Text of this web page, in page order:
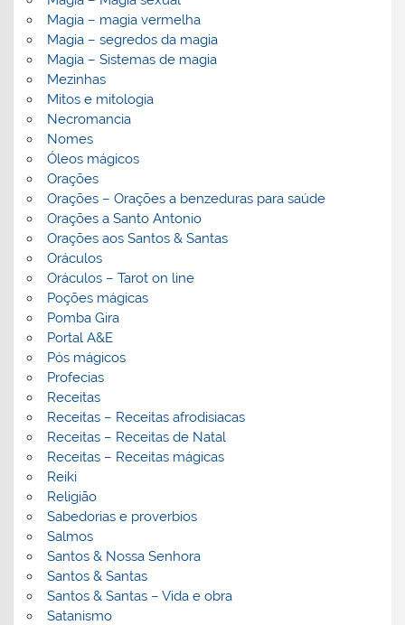
Magia – magia vermelha
Magia – segredos da magia
Magia – Sistemas de magia
Mezinhas
Mitos e mitologia
Necromancia
Nomes
Óleos mágicos
Orações
Orações – Orações a benzeduras para saúde
Orações a Santo Antonio
Orações aos Santos & Santas
Oráculos
Oráculos – Tarot on line
Poções mágicas
Pomba Gira
Portal A&E
Pós mágicos
Profecias
Receitas
Receitas – Receitas afrodisiacas
Receitas – Receitas de Natal
Receitas – Receitas mágicas
Reiki
Religião
Sabedorias e proverbios
Salmos
Santos & Nossa Senhora
Santos & Santas
Santos & Santas – Vida e obra
Satanismo